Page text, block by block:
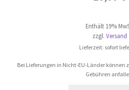
Enthält 19%
zzgl. Versand
Lieferzeit: sofort
Bei Lieferungen in Nicht-EU-Länder können
Gebühren